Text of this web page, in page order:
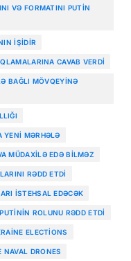
VƏ FORMATINI PUTIN
IŞIDIR
CAVAB VERDI
BAĞLI MÖVQEYINƏ
YENI MƏRHƏLƏ
MÜDAXILƏ EDƏ BILMƏZ
RƏDD ETDI
ISTEHSAL EDƏCƏK
ROLUNU RƏDD ETDI
ELECTIONS
NAVAL DRONES